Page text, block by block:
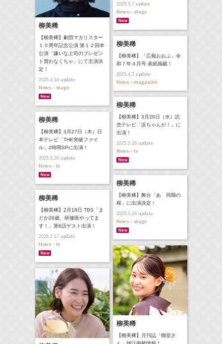
2025.5.7update
News - stage
柳美稀
【柳美稀】劇団マカリスター
１０周年記念公演 第１２回本
公演「嫌いな上司のプレゼン
ト買わなくちゃ」にて主演決
定！
2025.4.14update
News - stage
柳美稀
【柳美稀】「広報おおぶ」令
和７年４月号 表紙掲載！
2025.4.3update
News - magazine
柳美稀
【柳美稀】3月26日（水）読
売テレビ「浜ちゃんが！」に
出演！
2025.3.26update
News - tv
柳美稀
【柳美稀】3月27日（木）日
本テレビ「THE突破ファイ
ル」2時間SPに出演！
2025.3.26update
News - tv
柳美稀
【柳美稀】舞台「あゝ同期の
桜」に出演決定！
2025.3.24update
News - stage
柳美稀
【柳美稀】2月18日 TBS「ま
どか26歳、研修医やってま
す！」第6話ゲスト出演！
2025.2.17update
News - tv
柳美稀
【柳美稀】月刊誌「御堂さ